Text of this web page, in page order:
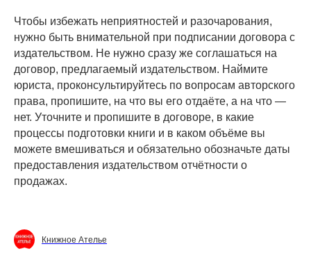
Чтобы избежать неприятностей и разочарования,
нужно быть внимательной при подписании договора с
издательством. Не нужно сразу же соглашаться на
договор, предлагаемый издательством. Наймите
юриста, проконсультируйтесь по вопросам авторского
права, пропишите, на что вы его отдаёте, а на что —
нет. Уточните и пропишите в договоре, в какие
процессы подготовки книги и в каком объёме вы
можете вмешиваться и обязательно обозначьте даты
предоставления издательством отчётности о
продажах.
Книжное Ателье